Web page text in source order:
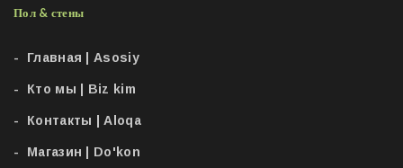
Пол & стены
Главная | Asosiy
Кто мы | Biz kim
Контакты | Aloqa
Магазин | Do'kon